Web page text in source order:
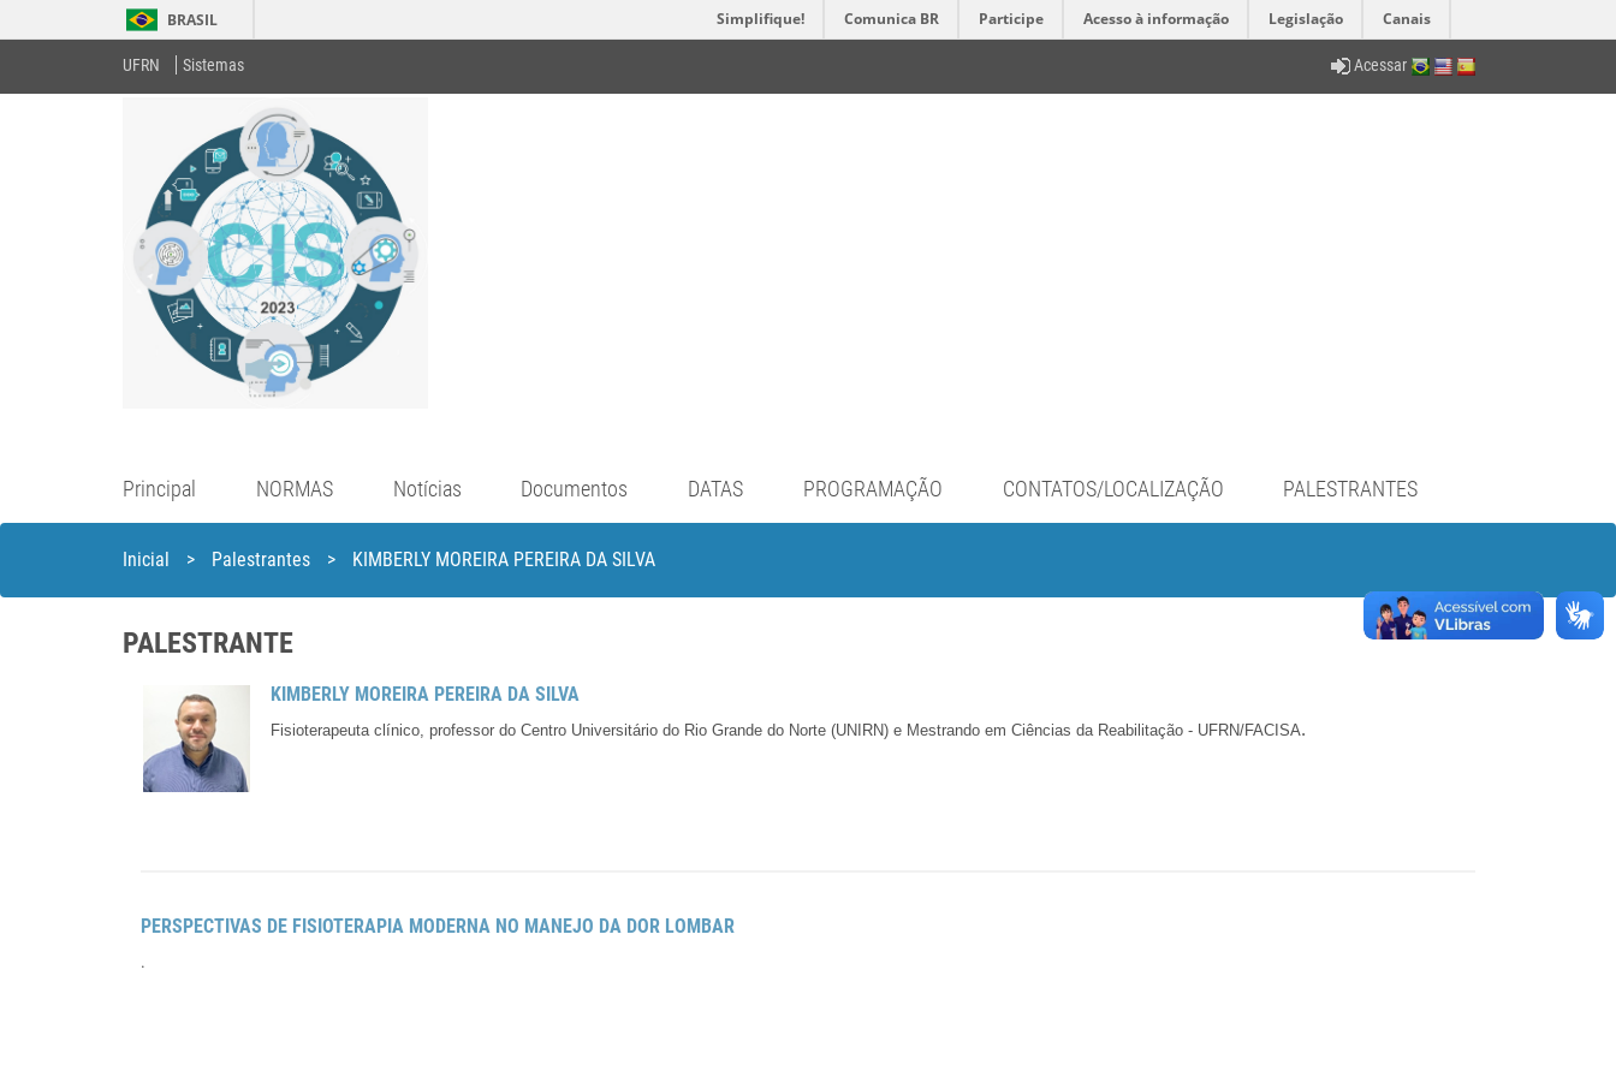
BRASIL Simplifique! Comunica BR Participe Acesso à informação Legislação Canais
UFRN Sistemas Acessar
Principal NORMAS Notícias Documentos DATAS PROGRAMAÇÃO CONTATOS/LOCALIZAÇÃO PALESTRANTES
Inicial > Palestrantes > KIMBERLY MOREIRA PEREIRA DA SILVA
PALESTRANTE
KIMBERLY MOREIRA PEREIRA DA SILVA
Fisioterapeuta clínico, professor do Centro Universitário do Rio Grande do Norte (UNIRN) e Mestrando em Ciências da Reabilitação - UFRN/FACISA.
PERSPECTIVAS DE FISIOTERAPIA MODERNA NO MANEJO DA DOR LOMBAR
.